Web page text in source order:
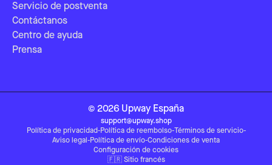
Servicio de postventa
Contáctanos
Centro de ayuda
Prensa
© 2026 Upway España
support@upway.shop
Política de privacidad-Política de reembolso-Términos de servicio-
Aviso legal -Política de envío-Condiciones de venta
Configuración de cookies
🇫🇷 Sitio francés